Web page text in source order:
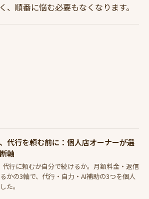
、順番に悩む必要もなくなります。
代行を頼む前に：個人店オーナーが選
軸
行に頼むか自分で続けるか。月額料金・返信
かの3軸で、代行・自力・AI補助の3つを個人
た。